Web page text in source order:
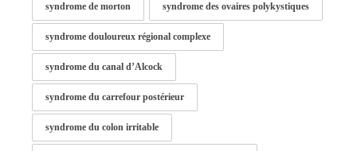
syndrome de morton syndrome des ovaires polykystiques
syndrome douloureux régional complexe
syndrome du canal d’Alcock
syndrome du carrefour postérieur
syndrome du colon irritable